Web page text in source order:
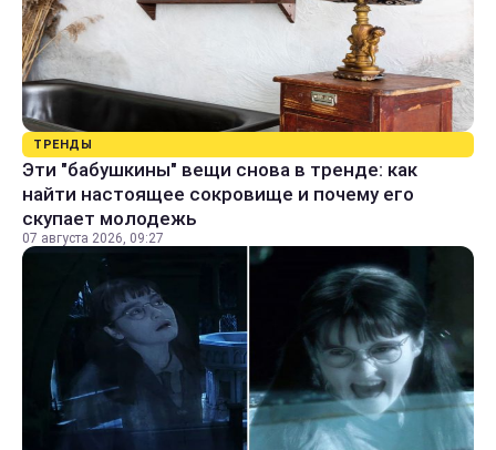
ТРЕНДЫ
Эти "бабушкины" вещи снова в тренде: как
найти настоящее сокровище и почему его
скупает молодежь
07 августа 2026, 09:27